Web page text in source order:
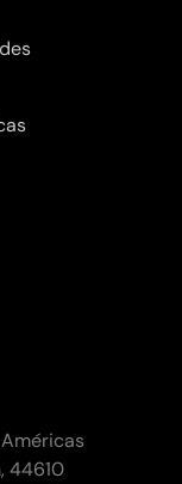
44610